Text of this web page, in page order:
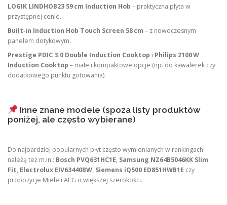
LOGIK LINDHOB23 59 cm Induction Hob – praktyczna płyta w
przystępnej cenie.
Built‑in Induction Hob Touch Screen 58 cm – z nowoczesnym
panelem dotykowym.
Prestige PDIC 3.0 Double Induction Cooktop i Philips 2100 W
Induction Cooktop – małe i kompaktowe opcje (np. do kawalerek czy
dodatkowego punktu gotowania).
Inne znane modele (spoza listy produktów
poniżej, ale często wybierane)
Do najbardziej popularnych płyt często wymienianych w rankingach
należą też m.in.: Bosch PVQ631HC1E, Samsung NZ64B5046KK Slim
Fit, Electrolux EIV63440BW, Siemens iQ500 ED851HWB1E czy
propozycje Miele i AEG o większej szerokości.